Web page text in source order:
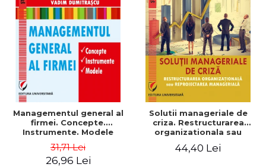
Managementul general al
firmei. Concepte.
Instrumente. Modele
31,71 Lei
26,96 Lei
Solutii manageriale de
criza. Restructurarea
organizationala sau
44,40 Lei